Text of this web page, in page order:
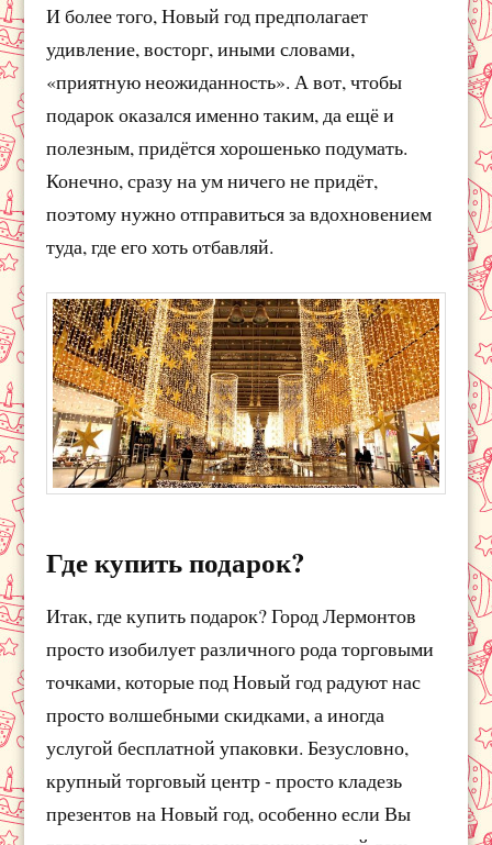
И более того, Новый год предполагает
удивление, восторг, иными словами,
«приятную неожиданность». А вот, чтобы
подарок оказался именно таким, да ещё и
полезным, придётся хорошенько подумать.
Конечно, сразу на ум ничего не придёт,
поэтому нужно отправиться за вдохновением
туда, где его хоть отбавляй.
Где купить подарок?
Итак, где купить подарок? Город Лермонтов
просто изобилует различного рода торговыми
точками, которые под Новый год радуют нас
просто волшебными скидками, а иногда
услугой бесплатной упаковки. Безусловно,
крупный торговый центр - просто кладезь
презентов на Новый год, особенно если Вы